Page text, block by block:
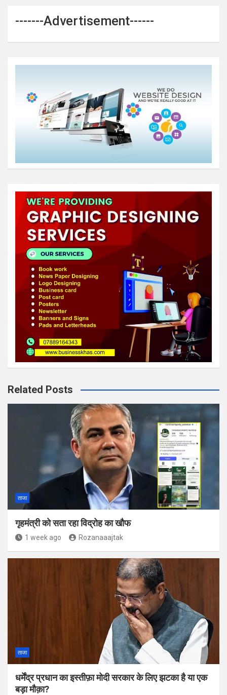
-------Advertisement------
Related Posts
ताजा
गृहमंत्री को सता रहा विद्रोह का खौफ
1 week ago Rozanaaajtak
ताजा
धर्मेंद्र प्रधान का इस्तीफ़ा मोदी सरकार के लिए झटका है या एक
बड़ा मौक़ा?